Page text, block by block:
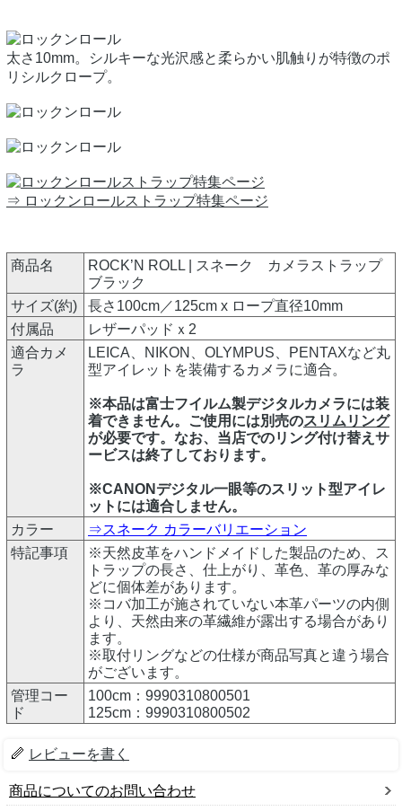
太さ10mm。シルキーな光沢感と柔らかい肌触りが特徴のポ
リシルクロープ。
⇒ ロックンロールストラップ特集ページ
商品名
ROCK’N ROLL | スネーク カメラストラップ
ブラック
サイズ(約)
長さ100cm／125cm x ロープ直径10mm
付属品
レザーパッドｘ2
適合カメ
ラ
LEICA、NIKON、OLYMPUS、PENTAXなど丸
型アイレットを装備するカメラに適合。
※本品は富士フイルム製デジタルカメラには装
着できません。ご使用には別売のスリムリング
が必要です。なお、当店でのリング付け替えサ
ービスは終了しております。
※CANONデジタル一眼等のスリット型アイレ
ットには適合しません。
カラー
⇒スネーク カラーバリエーション
特記事項
※天然皮革をハンドメイドした製品のため、ス
トラップの長さ、仕上がり、革色、革の厚みな
どに個体差があります。
※コバ加工が施されていない本革パーツの内側
より、天然由来の革繊維が露出する場合があり
ます。
※取付リングなどの仕様が商品写真と違う場合
がございます。
管理コー
ド
100cm：9990310800501
125cm：9990310800502
レビューを書く
商品についてのお問い合わせ